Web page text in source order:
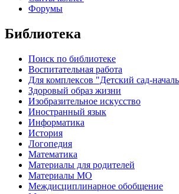
Форумы
Библиотека
Поиск по библиотеке
Воспитательная работа
Для комплексов "Детский сад-
Здоровый образ жизни
Изобразительное искусство
Иностранный язык
Информатика
История
Логопедия
Математика
Материалы для родителей
Материалы МО
Междисциплинарное обобщение